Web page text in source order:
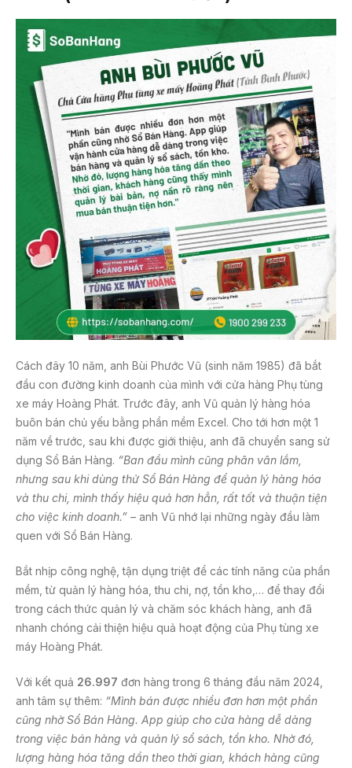
Cách đây 10 năm, anh Bùi Phước Vũ (sinh năm 1985) đã bắt
đầu con đường kinh doanh của mình với cửa hàng Phụ tùng
xe máy Hoàng Phát. Trước đây, anh Vũ quản lý hàng hóa
buôn bán chủ yếu bằng phần mềm Excel. Cho tới hơn một 1
năm về trước, sau khi được giới thiệu, anh đã chuyển sang sử
dụng Sổ Bán Hàng. “Ban đầu mình cũng phân vân lắm,
nhưng sau khi dùng thử Sổ Bán Hàng để quản lý hàng hóa
và thu chi, mình thấy hiệu quả hơn hẳn, rất tốt và thuận tiện
cho việc kinh doanh.” – anh Vũ nhớ lại những ngày đầu làm
quen với Sổ Bán Hàng.
Bắt nhịp công nghệ, tận dụng triệt để các tính năng của phần
mềm, từ quản lý hàng hóa, thu chi, nợ, tồn kho,… để thay đổi
trong cách thức quản lý và chăm sóc khách hàng, anh đã
nhanh chóng cải thiện hiệu quả hoạt động của Phụ tùng xe
máy Hoàng Phát.
Với kết quả 26.997 đơn hàng trong 6 tháng đầu năm 2024,
anh tâm sự thêm: “Mình bán được nhiều đơn hơn một phần
cũng nhờ Sổ Bán Hàng. App giúp cho cửa hàng dễ dàng
trong việc bán hàng và quản lý sổ sách, tồn kho. Nhờ đó,
lượng hàng hóa tăng dần theo thời gian, khách hàng cũng